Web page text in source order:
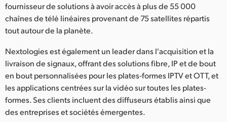
fournisseur de solutions à avoir accès à plus de 55 000
chaînes de télé linéaires provenant de 75 satellites répartis
tout autour de la planète.
Nextologies est également un leader dans l'acquisition et la
livraison de signaux, offrant des solutions fibre, IP et de bout
en bout personnalisées pour les plates-formes IPTV et OTT, et
les applications centrées sur la vidéo sur toutes les plates-
formes. Ses clients incluent des diffuseurs établis ainsi que
des entreprises et sociétés émergentes.